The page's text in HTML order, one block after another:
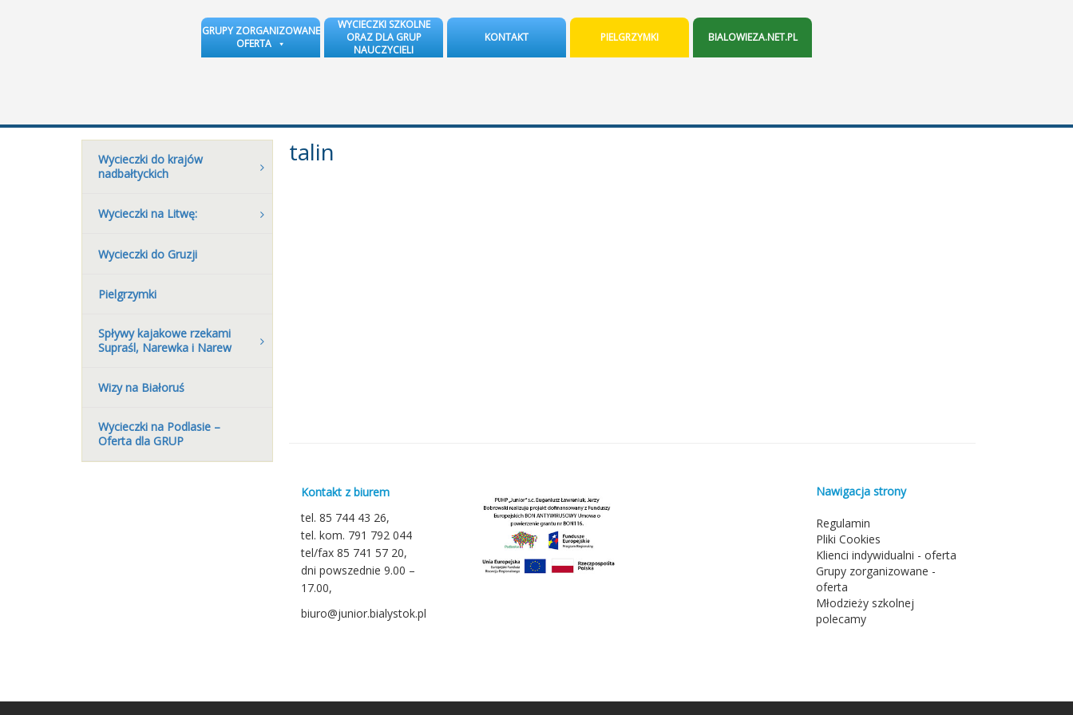
GRUPY ZORGANIZOWANE
OFERTA
WYCIECZKI SZKOLNE
ORAZ DLA GRUP
NAUCZYCIELI
KONTAKT PIELGRZYMKI BIALOWIEZA.NET.PL
Wycieczki do krajów
nadbałtyckich
Wycieczki na Litwę:
Wycieczki do Gruzji
Pielgrzymki
Spływy kajakowe rzekami
Supraśl, Narewka i Narew
Wizy na Białoruś
Wycieczki na Podlasie –
Oferta dla GRUP
talin
Kontakt z biurem
tel. 85 744 43 26,
tel. kom. 791 792 044
tel/fax 85 741 57 20,
dni powszednie 9.00 –
17.00,
biuro@junior.bialystok.pl
Nawigacja strony
Regulamin
Pliki Cookies
Klienci indywidualni - oferta
Grupy zorganizowane -
oferta
Młodzieży szkolnej
polecamy